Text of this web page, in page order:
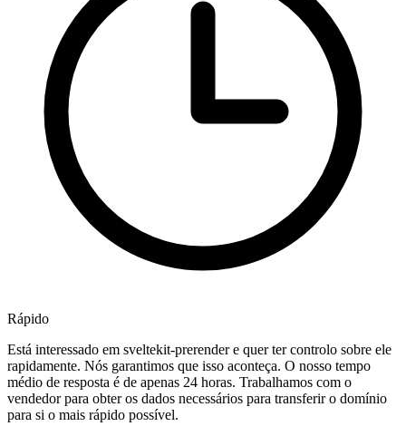
Rápido
Está interessado em sveltekit-prerender e quer ter controlo sobre ele
rapidamente. Nós garantimos que isso aconteça. O nosso tempo
médio de resposta é de apenas 24 horas. Trabalhamos com o
vendedor para obter os dados necessários para transferir o domínio
para si o mais rápido possível.